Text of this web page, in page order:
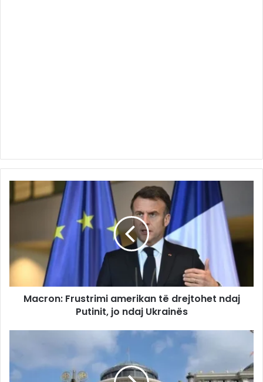
Macron: Frustrimi amerikan të drejtohet ndaj
Putinit, jo ndaj Ukrainës